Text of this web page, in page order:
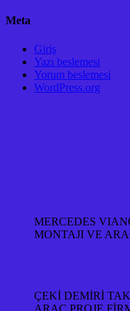
Meta
Giriş
Yazı beslemesi
Yorum beslemesi
WordPress.org
MERCEDES
MONTAJI VE
ÇEKİ DEMİRİ
ARAÇ PROJE